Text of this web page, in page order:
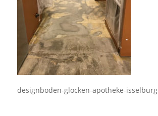
designboden-glocken-apotheke-isselburg